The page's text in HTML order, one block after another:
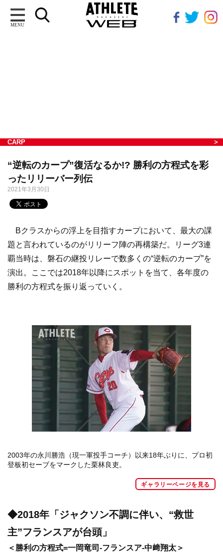
MENU
CARP
“逆転のカープ”復活なるか!? 勝利の方程式を彩
ったリリーバー列伝
2021年3月30日
Bクラスからの浮上を目指すカープにおいて、最大の課
題と言われているのがリリーフ陣の再構築だ。リーグ3連
覇当時は、磐石の継投リレーで数多くの“逆転のカープ”を
演出。ここでは2018年以降にスポットを当て、各年度の
勝利の方程式を振り返っていく。
2003年の永川勝浩（現一軍投手コーチ）以来18年ぶりに、プロ初
登板初セーブをマークした栗林良吏。
ギャラリーページを見る
◆2018年「ジャクソン不調に伴い、“救世
主”フランスアが台頭」
＜勝利の方程式=一岡竜司-フランスア-中﨑翔太＞